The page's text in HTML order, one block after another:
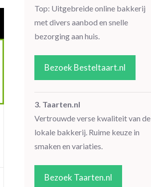
Top: Uitgebreide online bakkerij
met divers aanbod en snelle
bezorging aan huis.
Bezoek Besteltaart.nl
3. Taarten.nl
Vertrouwde verse kwaliteit van de
lokale bakkerij. Ruime keuze in
smaken en variaties.
Bezoek Taarten.nl